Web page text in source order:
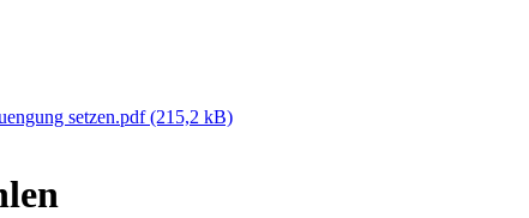
setzen.pdf(215,2 kB)